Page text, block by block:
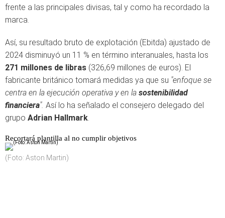
frente a las principales divisas, tal y como ha recordado la
marca.
Así, su resultado bruto de explotación (Ebitda) ajustado de
2024 disminuyó un 11 % en término interanuales, hasta los
271 millones de libras (326,69 millones de euros). El
fabricante británico tomará medidas ya que su "enfoque se
centra en la ejecución operativa y en la sostenibilidad
financiera". Así lo ha señalado el consejero delegado del
grupo Adrian Hallmark.
Recortará plantilla al no cumplir objetivos
(Foto: Aston Martin)